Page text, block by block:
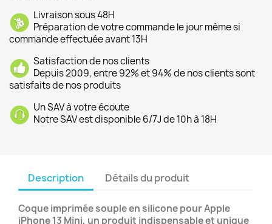
Livraison sous 48H
Préparation de votre commande le jour même si
commande effectuée avant 13H
Satisfaction de nos clients
Depuis 2009, entre 92% et 94% de nos clients sont
satisfaits de nos produits
Un SAV à votre écoute
Notre SAV est disponible 6/7J de 10h à 18H
Description Détails du produit
Coque imprimée souple en silicone pour Apple
iPhone 13 Mini, un produit indispensable et unique